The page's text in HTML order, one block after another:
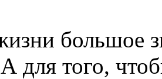
большое
А для того,